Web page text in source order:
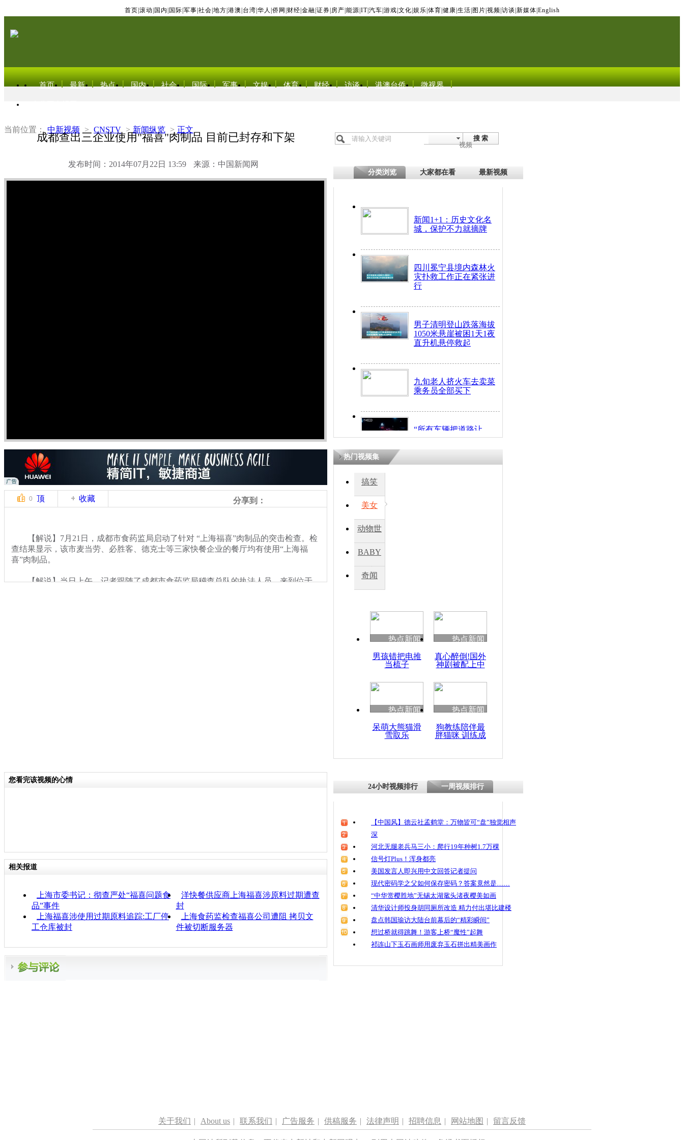
首页 滚动 国内 国际 军事 社会 地方 港澳 台湾 华人 侨网 财经 金融 证券 房产 能源 IT| 汽车 游戏 文化 娱乐 体育 健康 生活 图片 视频 访谈 新媒体 English
首页 最新 热点 国内 社会 国际 军事 文娱 体育 财经 访谈 港澳台侨 微视界
当前位置： 中新视频 > CNSTV > 新闻纵览 > 正文
成都查出三企业使用"福喜"肉制品 目前已封存和下架
发布时间：2014年07月22日 13:59 来源：中国新闻网
搜 索
视频
分类浏览 大家都在看 最新视频
新闻1+1：历史文化名
城，保护不力就摘牌
四川冕宁县境内森林火
灾扑救工作正在紧张进
行
男子清明登山跌落海拔
1050米悬崖被困1天1夜
直升机悬停救起
九旬老人挤火车去卖菜
乘务员全部买下
“所有车辆把道路让
开！”儿童突发疾病交
因
度苗族花山节
魂
0 顶 收藏 分享到：
【解说】7月21日，成都市食药监局启动了针对 “上海福喜”肉制品的突击检查。检
查结果显示，该市麦当劳、必胜客、德克士等三家快餐企业的餐厅均有使用“上海福
喜”肉制品。
【解说】当日上午，记者跟随了成都市食药监局稽查总队的执法人员，来到位于
热门视频集
搞笑
美女
动物世
BABY
秀
奇闻
热点新闻
男孩错把电推
当梳子
热点新闻
真心醉倒!国外
神剧被配上中
热点新闻
呆萌大熊猫滑
雪取乐
热点新闻
狗教练陪伴最
胖猫咪 训练成
您看完该视频的心情
相关报道
上海市委书记：彻查严处“福喜问题食
品”事件
洋快餐供应商上海福喜涉原料过期遭查
封
上海福喜涉使用过期原料追踪:工厂停
工仓库被封
上海食药监检查福喜公司遭阻 拷贝文
件被切断服务器
24小时视频排行 一周视频排行
【中国风】德云社孟鹤堂：万物皆可“盘”独觉相声
深
河北无腿老兵马三小：爬行19年种树1.7万棵
信号灯Plus！浑身都亮
美国发言人即兴用中文回答记者提问
现代密码学之父如何保存密码？答案竟然是……
“中华赏樱胜地”无锡太湖鼋头渚夜樱美如画
清华设计师投身胡同厕所改造 精力付出堪比建楼
盘点韩国瑜访大陆台前幕后的“精彩瞬间”
想过桥就得跳舞！游客上桥“魔性”起舞
祁连山下玉石画师用废弃玉石拼出精美画作
关于我们 | About us | 联系我们 | 广告服务 | 供稿服务 | 法律声明 | 招聘信息 | 网站地图 | 留言反馈